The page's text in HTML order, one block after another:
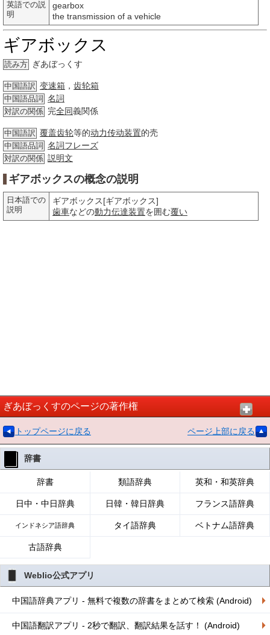
英語での説
明
gearbox
the transmission of a vehicle
ギアボックス
読み方 ぎあぼっくす
中国語訳 变速箱 ， 齿轮箱
中国語品詞 名詞
対訳の関係 完全同義関係
中国語訳 覆盖齿轮等的动力传动装置的壳
中国語品詞 名詞フレーズ
対訳の関係 説明文
ギアボックスの概念の説明
日本語での
説明
ギアボックス[ギアボックス]
歯車などの動力伝達装置を囲む覆い
ぎあぼっくすのページの著作権
トップページに戻る ページ上部に戻る
辞書
辞書 類語辞典 英和・和英辞典
日中・中日辞典 日韓・韓日辞典 フランス語辞典
インドネシア語辞典 タイ語辞典 ベトナム語辞典
古語辞典
Weblio公式アプリ
中国語辞典アプリ - 無料で複数の辞書をまとめて検索 (Android)
中国語翻訳アプリ - 2秒で翻訳、翻訳結果を話す！ (Android)